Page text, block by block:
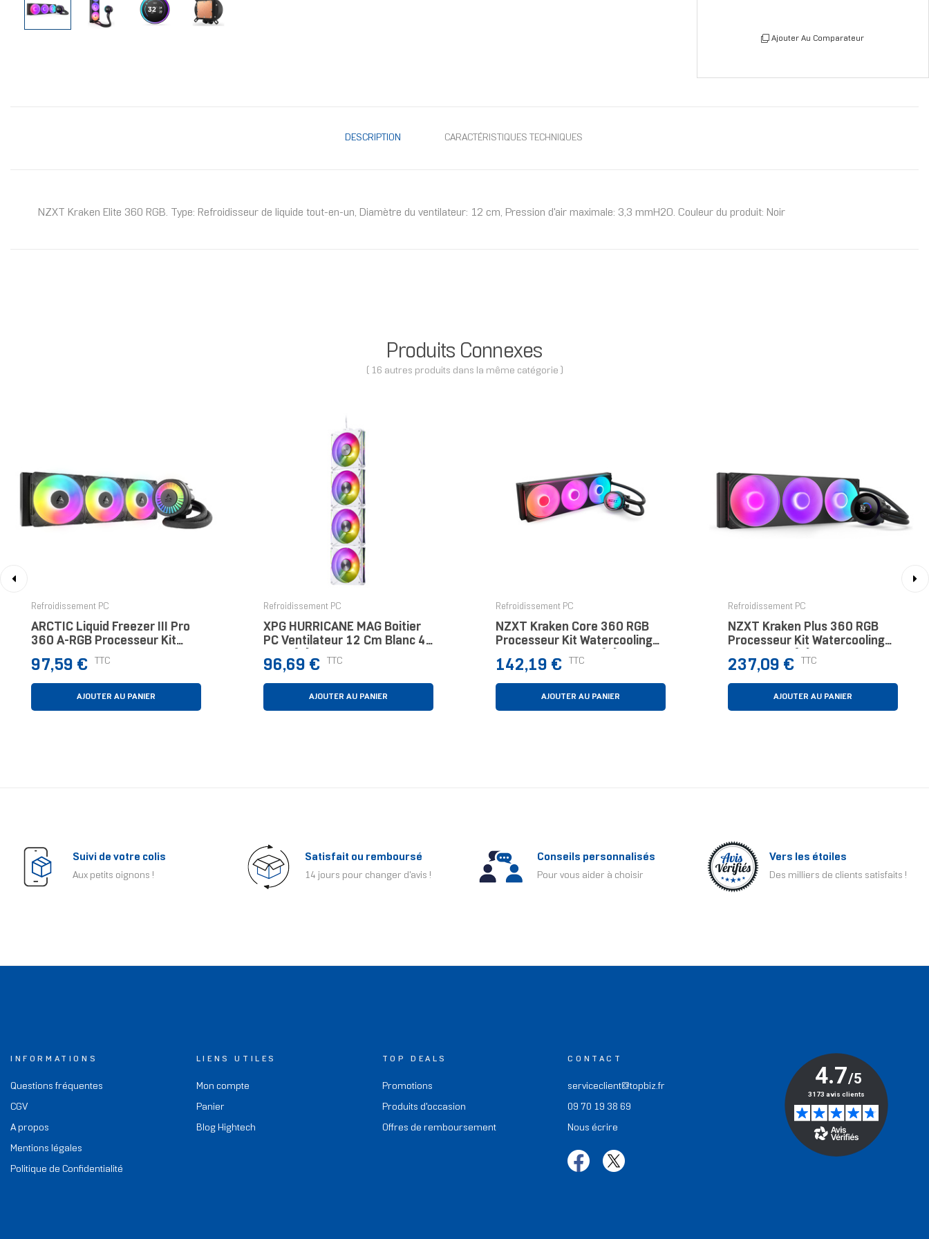
Ajouter Au Comparateur
DESCRIPTION CARACTÉRISTIQUES TECHNIQUES
NZXT Kraken Elite 360 RGB. Type: Refroidisseur de liquide tout-en-un, Diamètre du ventilateur: 12 cm, Pression d'air maximale: 3,3 mmH2O. Couleur du produit: Noir
Produits Connexes
( 16 autres produits dans la même catégorie )
Refroidissement PC
ARCTIC Liquid Freezer III Pro
360 A-RGB Processeur Kit
Watercooling 12 Cm Noir 1
Pièce(s)
Prix
97,59 € TTC
AJOUTER AU PANIER
Refroidissement PC
XPG HURRICANE MAG Boitier
PC Ventilateur 12 Cm Blanc 4
Prix
96,69 € TTC
AJOUTER AU PANIER
Refroidissement PC
NZXT Kraken Core 360 RGB
Processeur Kit Watercooling
12 Cm Noir 1 Pièce(s)
Prix
142,19 € TTC
AJOUTER AU PANIER
Refroidissement PC
NZXT Kraken Plus 360 RGB
Processeur Kit Watercooling
Noir 1 Pièce(s)
Prix
237,09 € TTC
AJOUTER AU PANIER
Suivi de votre colis
Aux petits oignons !
Satisfait ou remboursé
14 jours pour changer d'avis !
Conseils personnalisés
Pour vous aider à choisir
Vers les étoiles
Des milliers de clients satisfaits !
INFORMATIONS
Questions fréquentes
CGV
A propos
Mentions légales
Politique de Confidentialité
LIENS UTILES
Mon compte
Panier
Blog Hightech
TOP DEALS
Promotions
Produits d'occasion
Offres de remboursement
CONTACT
serviceclient@topbiz.fr
09 70 19 38 69
Nous écrire